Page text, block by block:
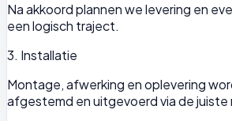
Na akkoord plannen we levering en
een logisch traject.
3. Installatie
Montage, afwerking en oplevering
afgestemd en uitgevoerd via de juiste